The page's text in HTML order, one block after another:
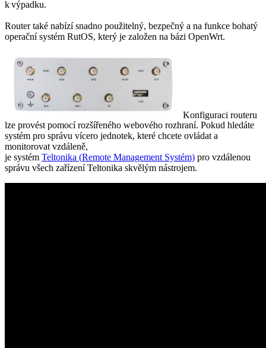
k výpadku.
Routertaké nabízí snadno použitelný, bezpečný a na funkce bohatý
operační systém RutOS, který je založen na bázi OpenWrt.
Konfiguraci routeru
lze provést pomocí rozšířeného webového rozhraní. Pokud hledáte
systém pro správu vícero jednotek, které chcete ovládat a
monitorovat vzdáleně,
je systém Teltonika (Remote Management Systém) pro vzdálenou
správu všech zařízení Teltonika skvělým nástrojem.